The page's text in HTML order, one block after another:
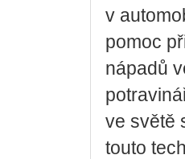
v
pomoc
nápadů
ve světě
touto